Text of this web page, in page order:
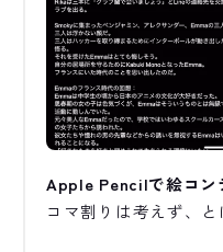
Apple Pencilで絵コン
コマ割りは考えず、